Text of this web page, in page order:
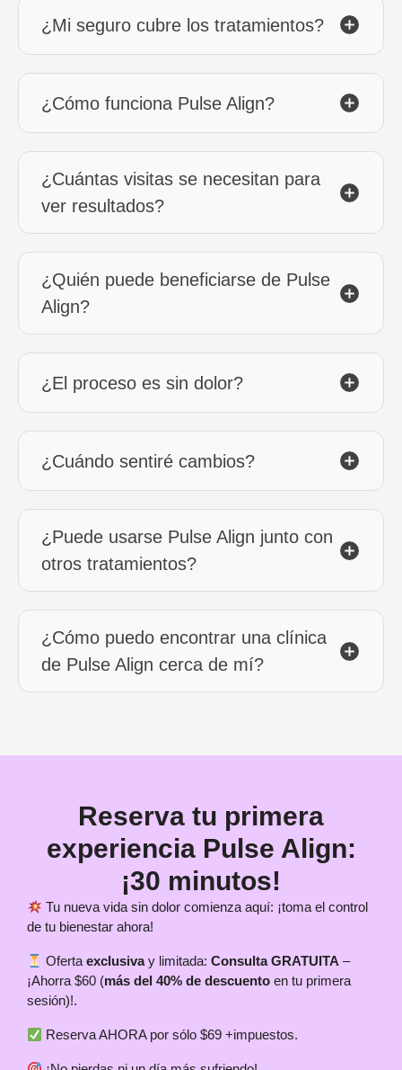
¿Mi seguro cubre los tratamientos?
¿Cómo funciona Pulse Align?
¿Cuántas visitas se necesitan para
ver resultados?
¿Quién puede beneficiarse de Pulse
Align?
¿El proceso es sin dolor?
¿Cuándo sentiré cambios?
¿Puede usarse Pulse Align junto con
otros tratamientos?
¿Cómo puedo encontrar una clínica
de Pulse Align cerca de mí?
Reserva tu primera
experiencia Pulse Align:
¡30 minutos!
Tu nueva vida sin dolor comienza aquí: ¡toma el control
de tu bienestar ahora!
Ofertaexclusivay limitada:Consulta GRATUITA –
¡Ahorra $60 (más del 40% de descuento en tu primera
sesión)!.
Reserva AHORA por sólo $69 +impuestos.